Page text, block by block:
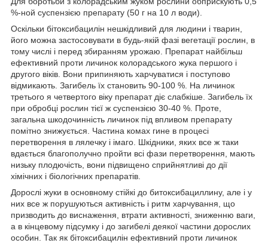
%-ной суспензією препарату (50 г на 10 л води).
Оскільки бітоксибацилін нешкідливий для людини і тварин,
його можна застосовувати в будь-якій фазі вегетації рослин, в
тому числі і перед збиранням урожаю. Препарат найбільш
ефективний проти личинок колорадського жука першого і
другого віків. Вони припиняють харчуватися і поступово
відмикають. Загибель їх становить 90-100 %. На личинок
третього я четвертого віку препарат діє слабкіше. Загибель їх
при обробці рослин тієї ж суспензією 30-40 %. Проте,
загальна шкодочинність личинок під впливом препарату
помітно знижується. Частина комах гине в процесі
перетворення в лялечку і імаго. Шкідники, яких все ж таки
вдається благополучно пройти всі фази перетворення, мають
низьку плодючість, вони підвищено сприйнятливі до дії
хімічних і біологічних препаратів.
Дорослі жуки в основному стійкі до битоксибациллину, але і у
них все ж порушуються активність і ритм харчування, що
призводить до виснаження, втрати активності, зниженню ваги,
а в кінцевому підсумку і до загибелі деякої частини дорослих
особин. Так як бітоксибацилін ефективний проти личинок